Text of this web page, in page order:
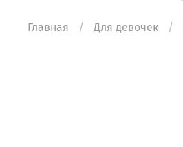
Главная Для девочек